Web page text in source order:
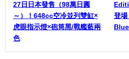
27日日本發售（98萬日圓
～）！648cc空冷並列雙缸×
虎眼指示燈×砲筒黑/戰艦藍兩
色
登場